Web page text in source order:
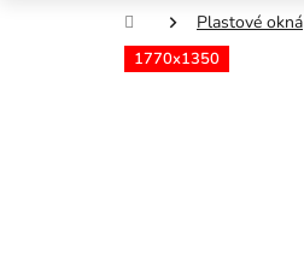
DomovPlastové okná
1770x1350